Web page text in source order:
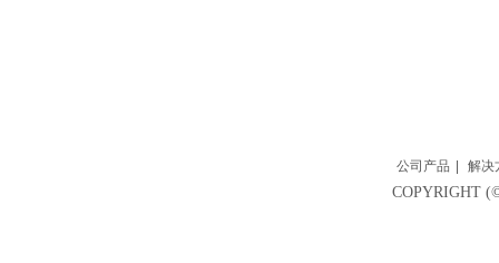
公司产品 解决
COPYRIGHT